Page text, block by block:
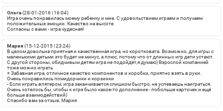
Ольга (28-01-2016 | 16:04)
Игра очень понравилась моему ребенку и мне. С удовольствием играем и получаем
положительные эмоции. Качество на высоте.
Согласны с вами - игра чудесная!
Мария (15-12-2015 | 23:24)
В целом довольна приятная и качественная игра, но коротковата. Возможно, для игры с
маленькими детьми это будет не минус, а плюс, потому что от длинных игр дети устают.
С другой стороны, обидчивым детям игра не подойдёт,я думаю) Взрослой компанией
тоже можно играть
+Забавная игра, отличное качество компонентов и коробки, приятно взять в руки.
Очень понравились помидорчики и корзинки
-Если играть впятером, игра заканчивается слишком быстро, не успеваешь наиграться.
Очень хотелось бы, чтобы к игре было какое-то дополнение - побольше карточек и ещё
больше взаимодействий)
Спасибо вам за отзыв, Мария